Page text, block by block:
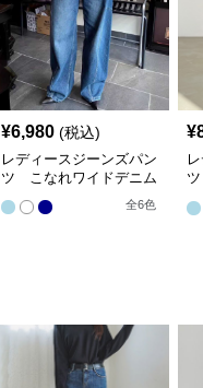
¥6,980 (税込)
レディースジーンズパン
ツ こなれワイドデニム
全6色
¥